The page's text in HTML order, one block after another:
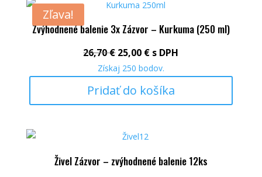
Zľava!
Zvýhodnené balenie 3x Zázvor – Kurkuma (250 ml)
26,70€ Pôvodná cena bola: 26,70 €.
25,00 €Aktuálna cena je: 25,00
s DPH
Získaj 250 bodov.
Pridať do košíka
Živel Zázvor – zvýhodnené balenie 12ks